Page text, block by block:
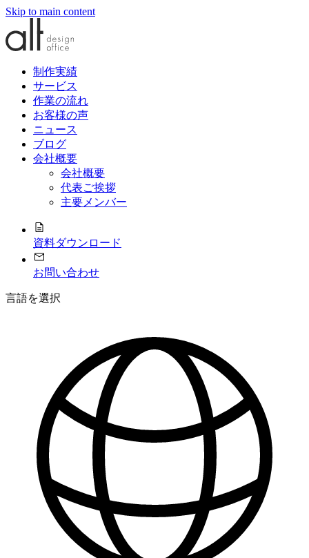
Skip to main content
制作実績
サービス
作業の流れ
お客様の声
ニュース
ブログ
会社概要
会社概要
代表ご挨拶
主要メンバー
資料ダウンロード
お問い合わせ
言語を選択